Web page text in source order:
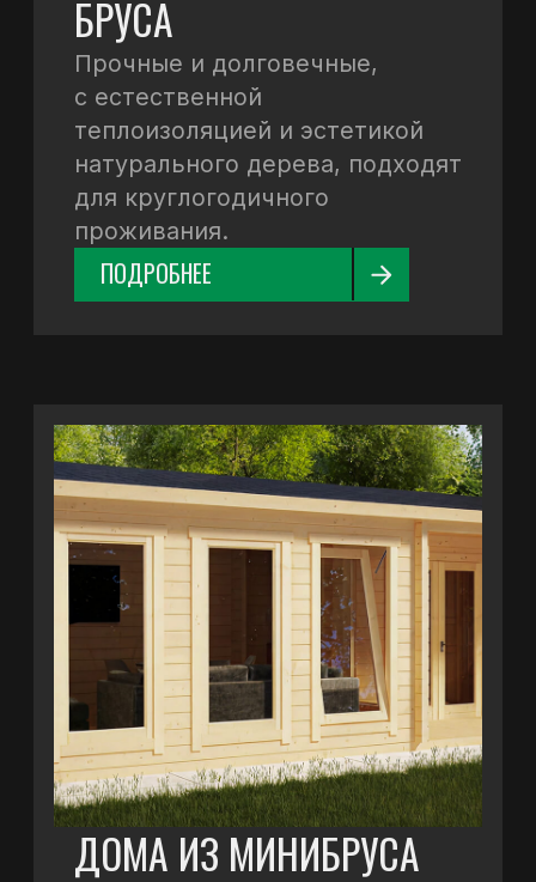
БЕСЕДКИ
ПОДРОБНЕЕ
ДОМА ИЗ МИНИБРУСА
Компактные и экологичные,
быстро возводятся и отлично
подходят для дачи или
сезонного отдыха.
ПОДРОБНЕЕ